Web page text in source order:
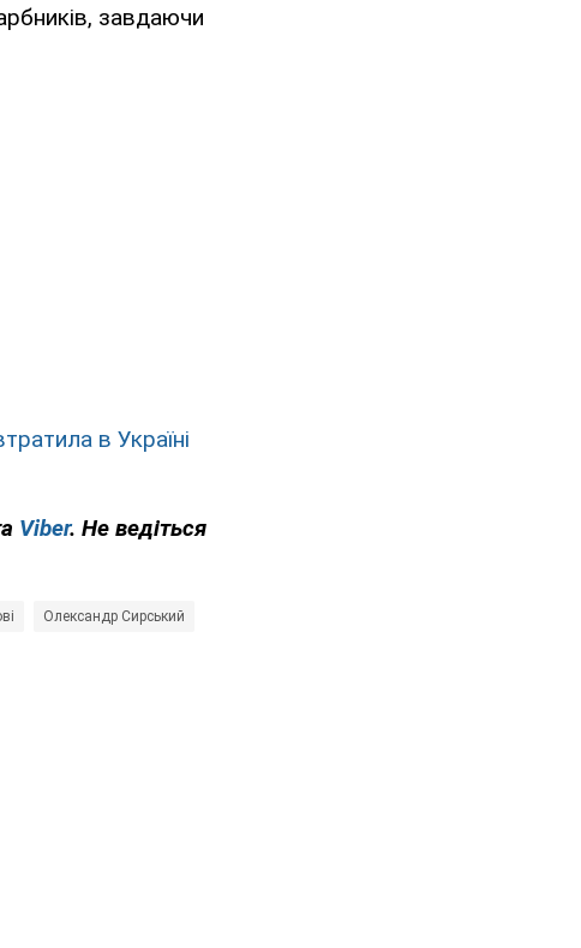
завдаючи
в Україні
Viber. Не ведіться
Олександр Сирський